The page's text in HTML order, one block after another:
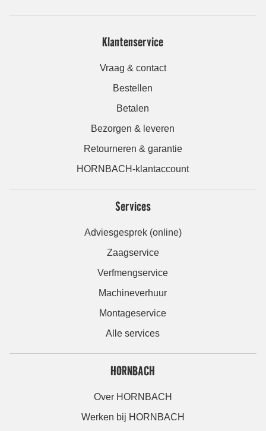
Klantenservice
Vraag & contact
Bestellen
Betalen
Bezorgen & leveren
Retourneren & garantie
HORNBACH-klantaccount
Services
Adviesgesprek (online)
Zaagservice
Verfmengservice
Machineverhuur
Montageservice
Alle services
HORNBACH
Over HORNBACH
Werken bij HORNBACH